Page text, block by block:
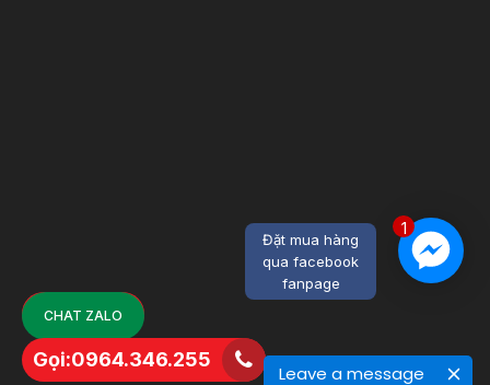
Leave a message
1
Đặt mua hàng
qua facebook
fanpage
CHAT ZALO
Gọi:0964.346.255